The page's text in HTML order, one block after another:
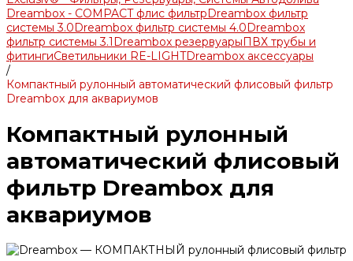
Dreambox - COMPACT флис фильтрDreambox фильтр
системы 3.0Dreambox фильтр системы 4.0Dreambox
фильтр системы 3.1Dreambox резервуарыПВХ трубы и
фитингиСветильники RE-LIGHTDreambox аксессуары
/
Компактный рулонный автоматический флисовый фильтр
Dreambox для аквариумов
Компактный рулонный
автоматический флисовый
фильтр Dreambox для
аквариумов